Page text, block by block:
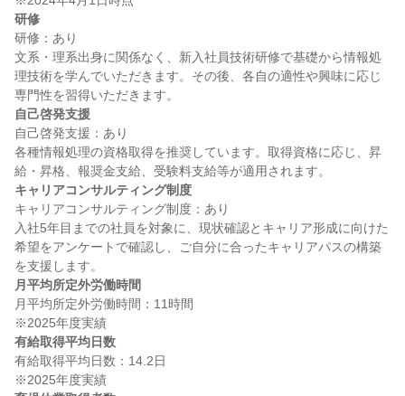
研修
研修：あり
文系・理系出身に関係なく、新入社員技術研修で基礎から情報処
理技術を学んでいただきます。その後、各自の適性や興味に応じ
自己啓発支援
自己啓発支援：あり
各種情報処理の資格取得を推奨しています。取得資格に応じ、昇
キャリアコンサルティング制度
キャリアコンサルティング制度：あり
入社5年目までの社員を対象に、現状確認とキャリア形成に向けた
希望をアンケートで確認し、ご自分に合ったキャリアパスの構築
月平均所定外労働時間
月平均所定外労働時間：11時間
有給取得平均日数
有給取得平均日数：14.2日